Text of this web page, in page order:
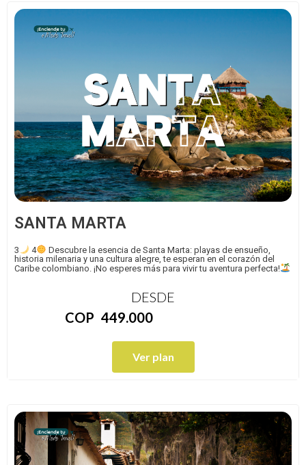
SANTA MARTA
3 4
Descubre la esencia de Santa Marta: playas de ensueño,
historia milenaria y una cultura alegre, te esperan en el corazón del
Caribe colombiano. ¡No esperes más para vivir tu aventura perfecta!
DESDE
COP 449.000
Ver plan